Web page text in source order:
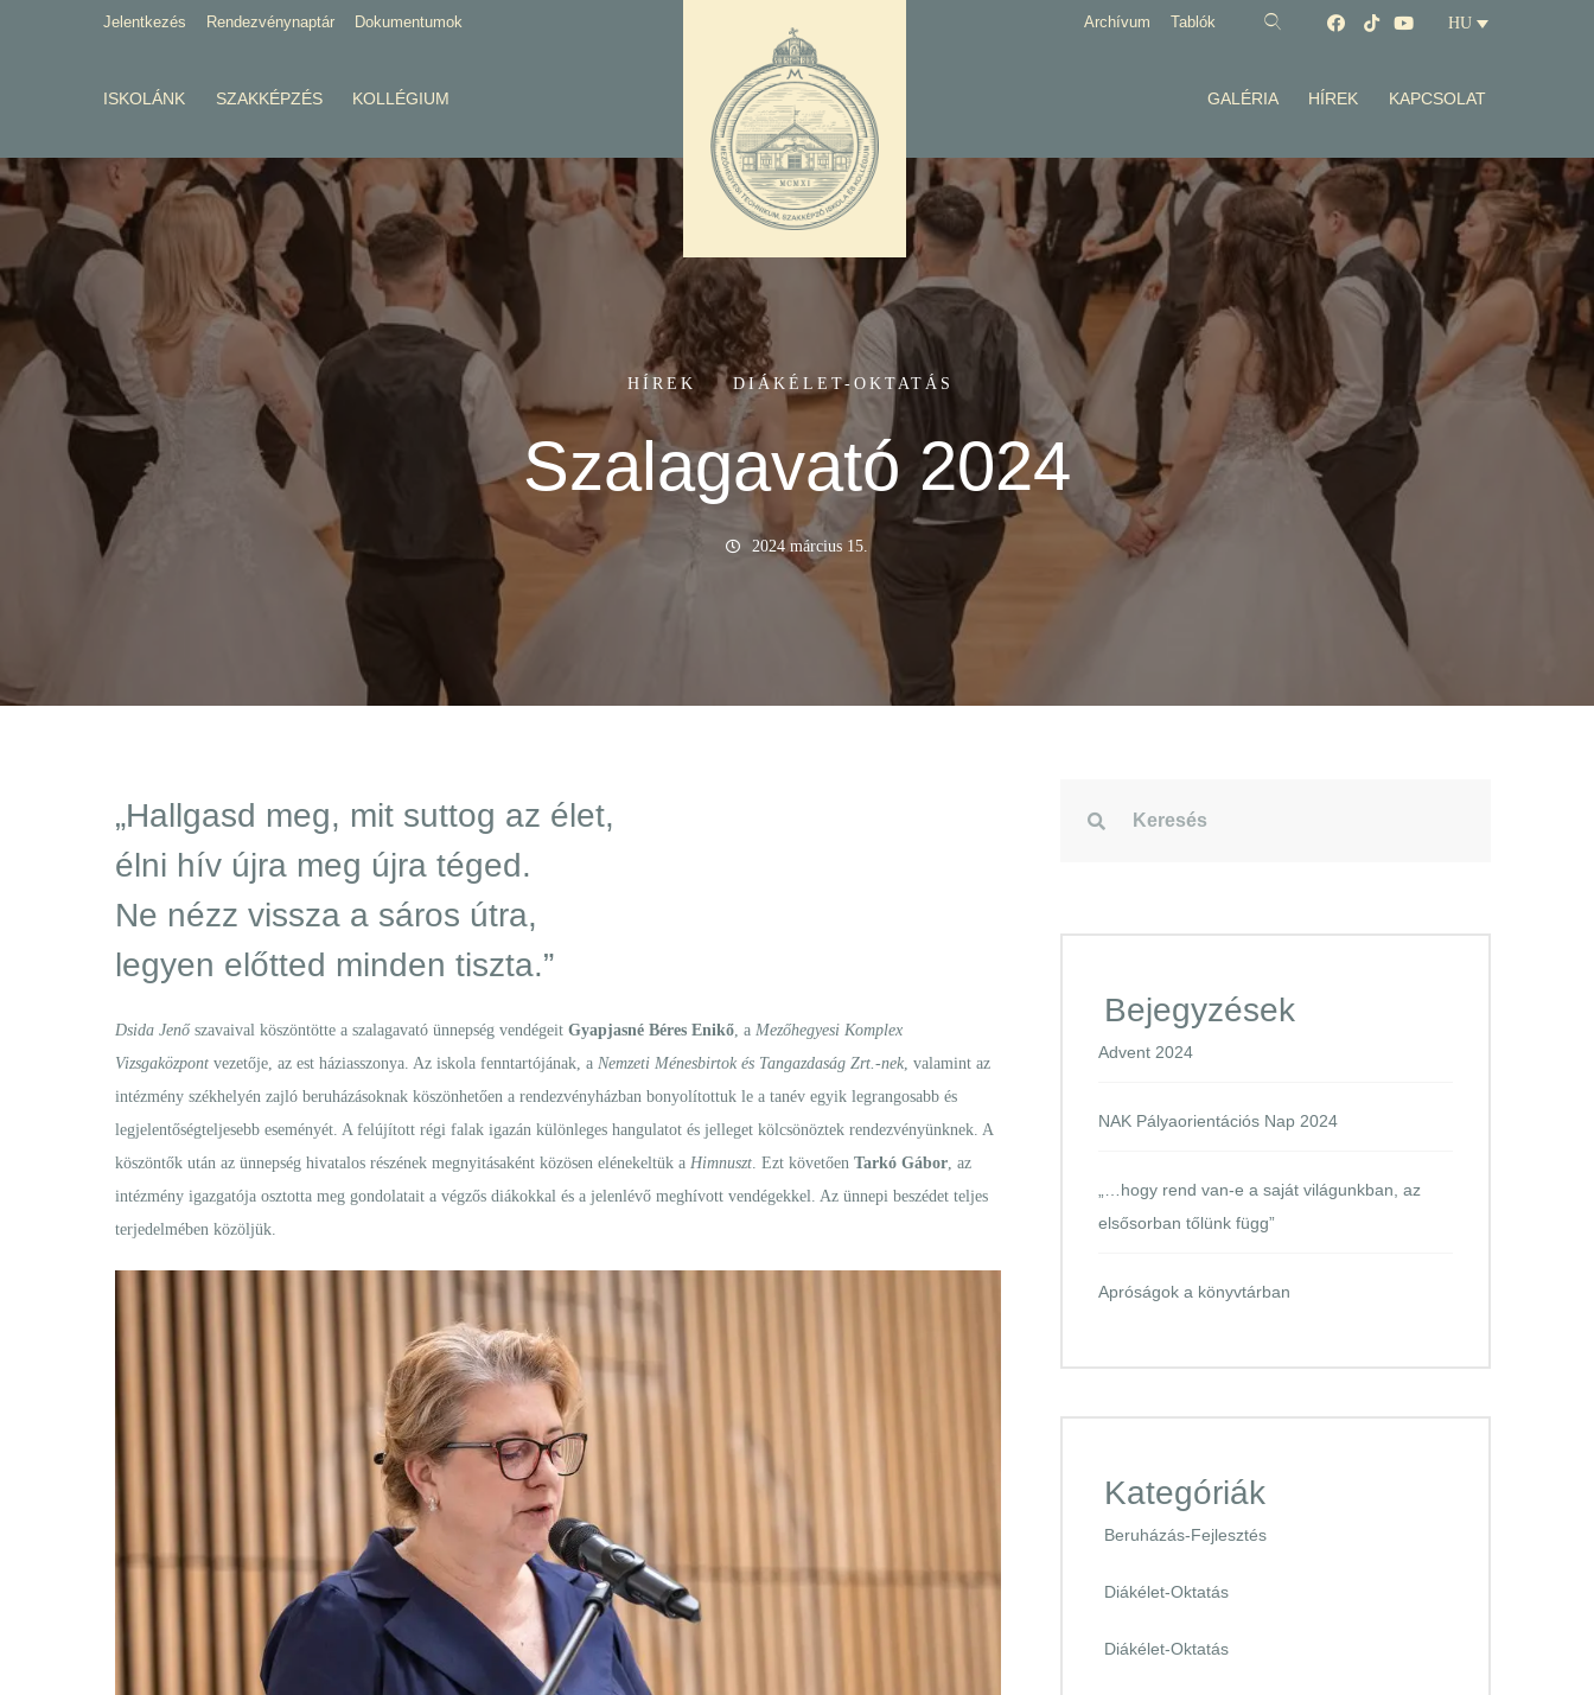
Jelentkezés Rendezvénynaptár Dokumentumok Archívum Tablók HU
ISKOLÁNK SZAKKÉPZÉS KOLLÉGIUM GALÉRIA HÍREK KAPCSOLAT
HÍREK DIÁKÉLET-OKTATÁS
Szalagavató 2024
2024 március 15.
„Hallgasd meg, mit suttog az élet,
élni hív újra meg újra téged.
Ne nézz vissza a sáros útra,
legyen előtted minden tiszta.”
Dsida Jenőszavaival köszöntötte a szalagavató ünnepség vendégeit Gyapjasné Béres Enikő, a Mezőhegyesi Komplex
Vizsgaközpont vezetője, az est háziasszonya. Az iskola fenntartójának, a Nemzeti Ménesbirtok és Tangazdaság Zrt.-nek, valamint az
intézmény székhelyén zajló beruházásoknak köszönhetően a rendezvényházban bonyolítottuk le a tanév egyik legrangosabb és
legjelentőségteljesebb eseményét. A felújított régi falak igazán különleges hangulatot és jelleget kölcsönöztek rendezvényünknek. A
köszöntők után az ünnepség hivatalos részének megnyitásaként közösen elénekeltük a Himnuszt. Ezt követően Tarkó Gábor, az
intézmény igazgatója osztotta meg gondolatait a végzős diákokkal és a jelenlévő meghívott vendégekkel. Az ünnepi beszédet teljes
terjedelmében közöljük.
Bejegyzések
Advent 2024
NAK Pályaorientációs Nap 2024
„…hogy rend van-e a saját világunkban, az
elsősorban tőlünk függ”
Apróságok a könyvtárban
Kategóriák
Beruházás-Fejlesztés
Diákélet-Oktatás
Diákélet-Oktatás